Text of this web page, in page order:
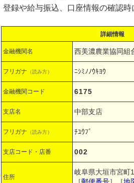
登録や給与振込、口座情報の確認時
詳細情報
金融機関名 西美濃農業協同組
フリガナ （読み方） ﾆｼﾐﾉﾉｳｷﾖｳ
金融機関コード 6175
支店名 中部支店
フリガナ （読み方） ﾁﾕｳﾌﾞ
支店コード・店番 002
住所
岐阜県大垣市宮町